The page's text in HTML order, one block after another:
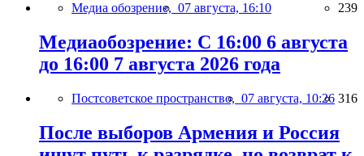
Медиа обозрение, 07 августа, 16:10 239
Медиаобозрение: С 16:00 6 августа
до 16:00 7 августа 2026 года
Постсоветское пространство, 07 августа, 10:26 316
После выборов Армения и Россия